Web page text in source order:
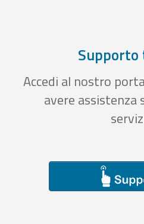
Supporto
Accedi al nostro
avere assistenza